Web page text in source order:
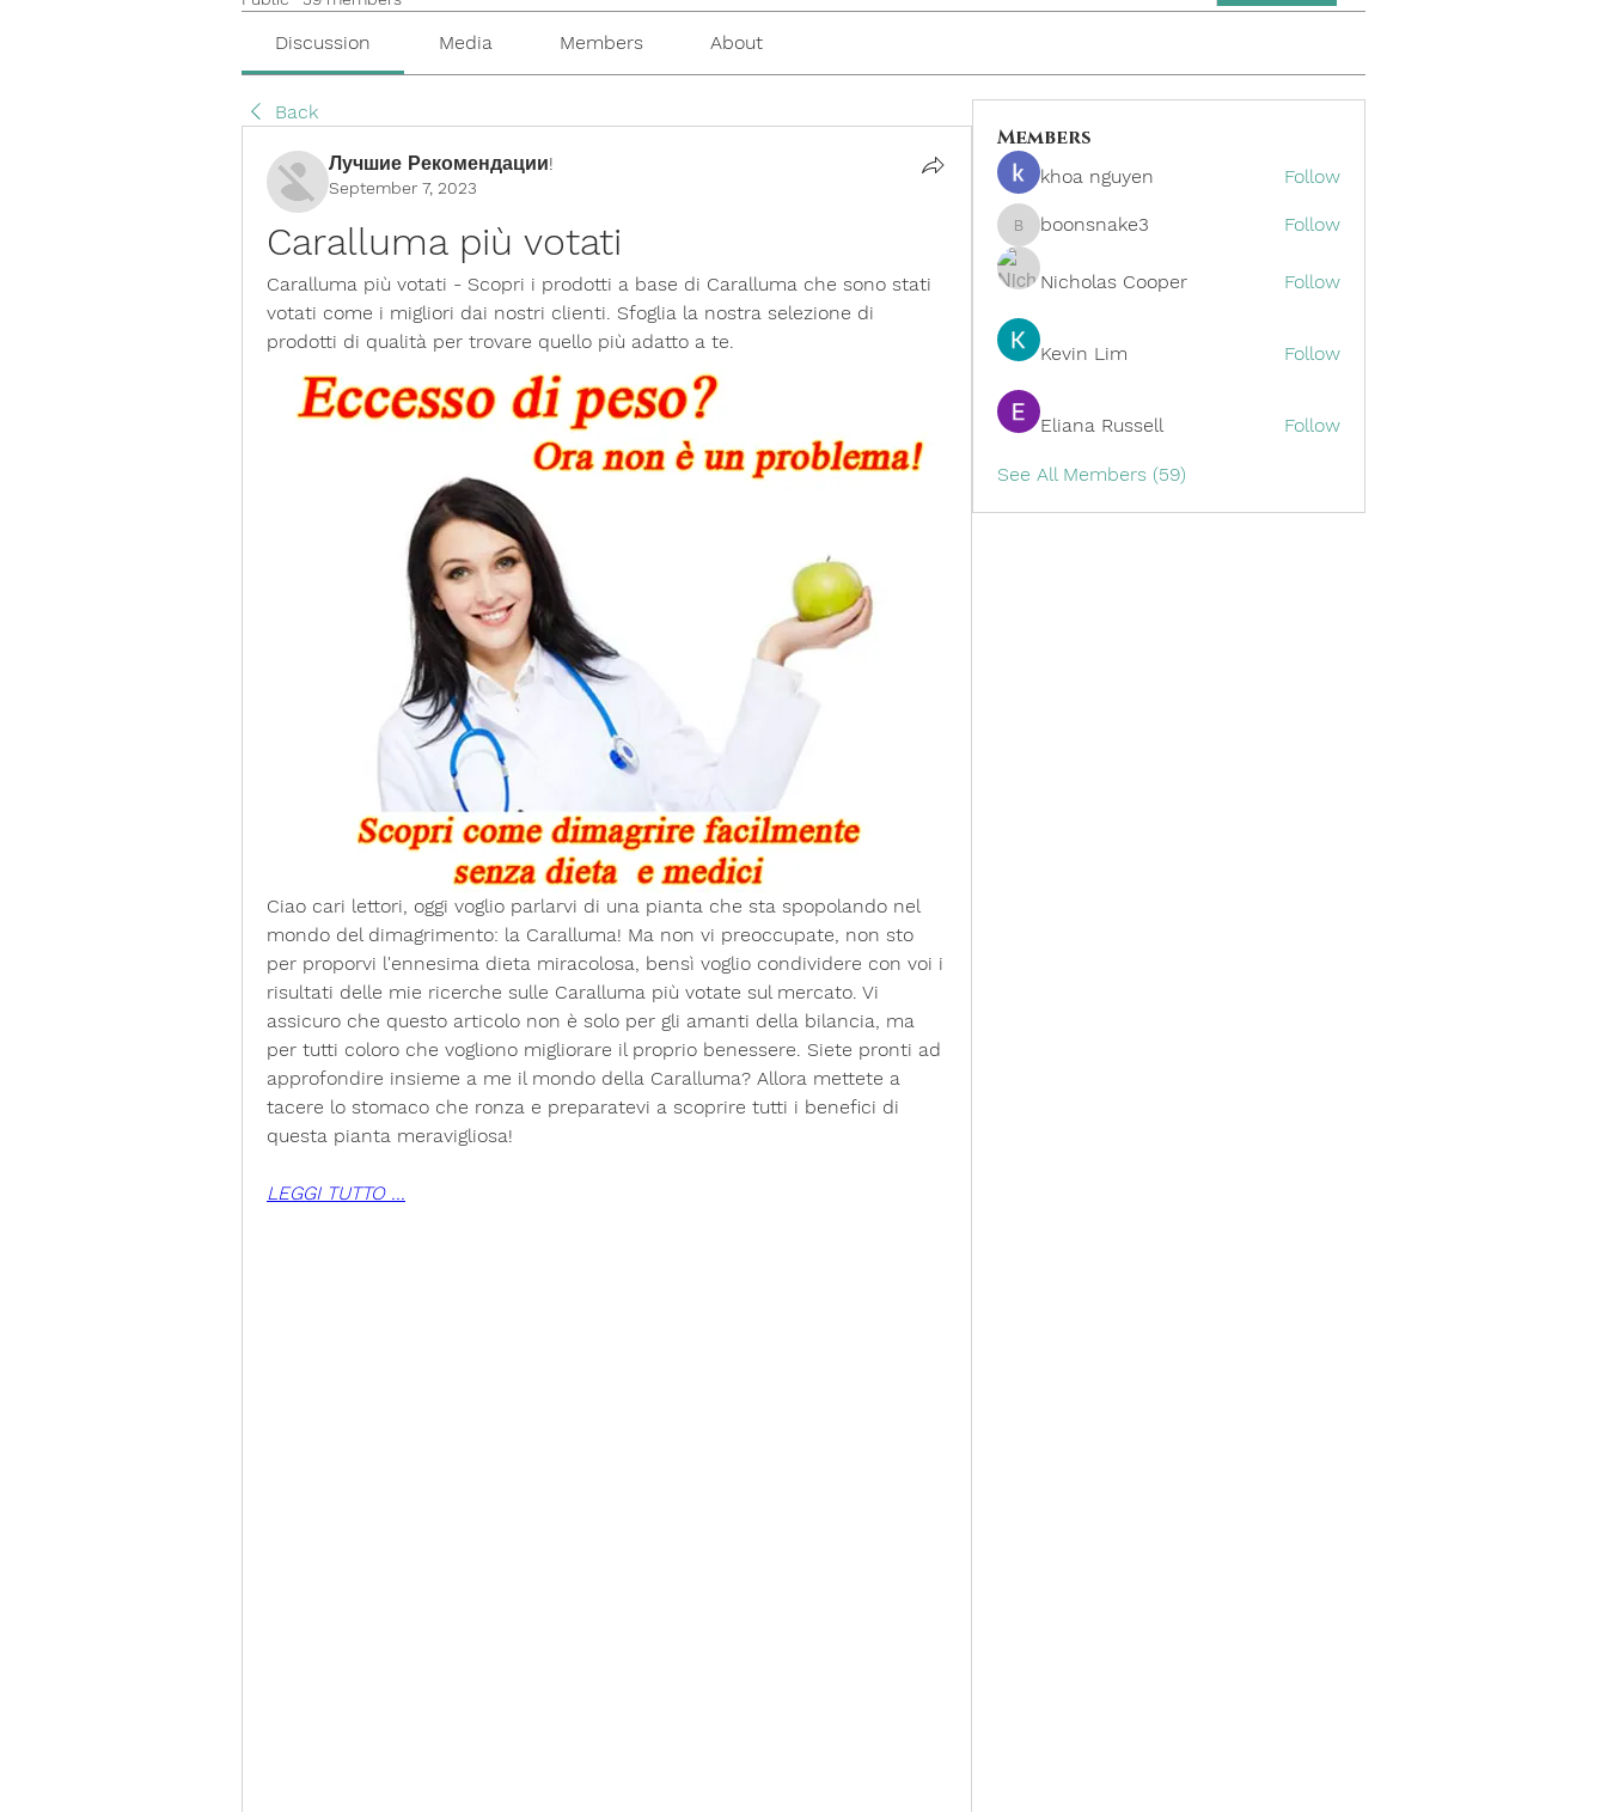
Discussion Media Members About
Back
Лучшие Рекомендации!
September 7, 2023
Caralluma più votati
Caralluma più votati - Scopri i prodotti a base di Caralluma che sono stati
votati come i migliori dai nostri clienti. Sfoglia la nostra selezione di
prodotti di qualità per trovare quello più adatto a te.
Ciao cari lettori, oggi voglio parlarvi di una pianta che sta spopolando nel
mondo del dimagrimento: la Caralluma! Ma non vi preoccupate, non sto
per proporvi l'ennesima dieta miracolosa, bensì voglio condividere con voi i
risultati delle mie ricerche sulle Caralluma più votate sul mercato. Vi
assicuro che questo articolo non è solo per gli amanti della bilancia, ma
per tutti coloro che vogliono migliorare il proprio benessere. Siete pronti ad
approfondire insieme a me il mondo della Caralluma? Allora mettete a
tacere lo stomaco che ronza e preparatevi a scoprire tutti i benefici di
questa pianta meravigliosa!
LEGGI TUTTO ...
Members
khoa nguyen Follow
boonsnake3
boonsnake3 Follow
Nicholas Cooper Follow
Kevin Lim Follow
Eliana Russell Follow
See All Members (59)